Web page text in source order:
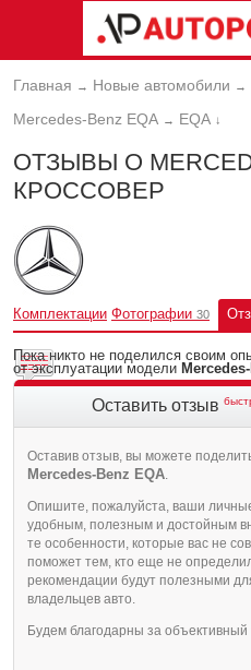
Главная → Новые автомобили →
Mercedes-Benz EQA → EQA ↓
ОТЗЫВЫ О
КРОССОВЕР
Комплектации Фотографии 30
Пока никто не поделился своим
от эксплуатации модели
Оставить отзыв
Оставив отзыв, вы можете
Mercedes-Benz EQA.
Опишите, пожалуйста, ваши
удобным, полезным и достойным
те особенности, которые вас не
поможет тем, кто еще не
рекомендации будут полезными
владельцев авто.
Будем благодарны за